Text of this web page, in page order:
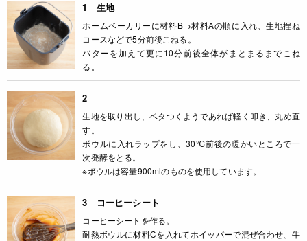
1 生地
ホームベーカリーに材料B→材料Aの順に入れ、生地捏ね
コースなどで5分前後こねる。
バターを加えて更に10分前後全体がまとまるまでこね
る。
2
生地を取り出し、ベタつくようであれば軽く叩き、丸め直
す。
ボウルに入れラップをし、30℃前後の暖かいところで一
次発酵をとる。
※ボウルは容量900mlのものを使用しています。
3 コーヒーシート
コーヒーシートを作る。
耐熱ボウルに材料Cを入れてホイッパーで混ぜ合わせ、牛